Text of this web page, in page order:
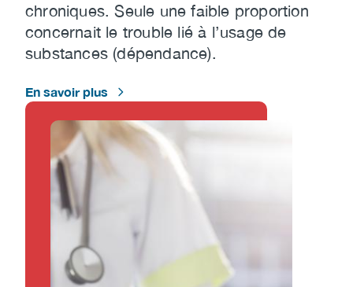
chroniques. Seule une faible proportion
concernait le trouble lié à l’usage de
substances (dépendance).
En savoir plus
Image